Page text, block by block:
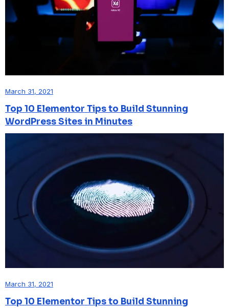
March 31, 2021
Top 10 Elementor Tips to Build Stunning
WordPress Sites in Minutes
March 31, 2021
Top 10 Elementor Tips to Build Stunning